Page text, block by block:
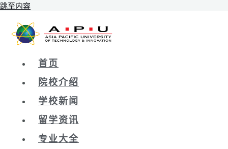
跳至内容
首页
院校介绍
学校新闻
留学资讯
专业大全